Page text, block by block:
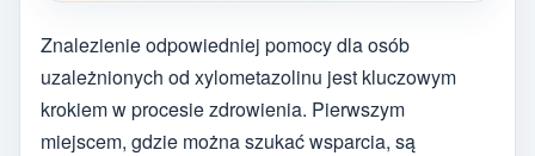
Znalezienie odpowiedniej pomocy dla osób
uzależnionych od xylometazolinu jest kluczowym
krokiem w procesie zdrowienia. Pierwszym
miejscem, gdzie można szukać wsparcia, są